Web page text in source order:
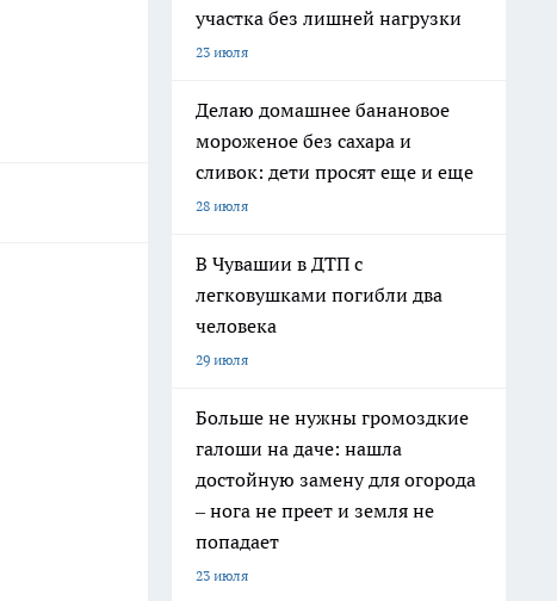
участка без лишней нагрузки
23 июля
Делаю домашнее банановое
мороженое без сахара и
сливок: дети просят еще и еще
28 июля
В Чувашии в ДТП с
легковушками погибли два
человека
29 июля
Больше не нужны громоздкие
галоши на даче: нашла
достойную замену для огорода
– нога не преет и земля не
попадает
23 июля